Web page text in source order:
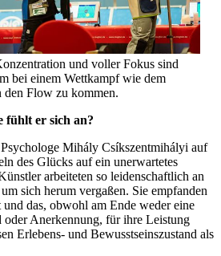
und voller Fokus sind
bei einem Wettkampf wie dem
Flow zu kommen.
fühlt er sich an?
Mihály Csíkszentmihályi auf
des Glücks auf ein unerwartetes
arbeiteten so leidenschaftlich an
sich herum vergaßen. Sie empfanden
das, obwohl am Ende weder eine
Anerkennung, für ihre Leistung
Erlebens- und Bewusstseinszustand als